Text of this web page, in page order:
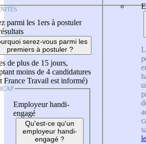
parmi les 1ers à postuler
serez-vous parmi les
premiers à postuler ?
de plus de 15 jours,
moins de 4 candidatures
France Travail est informé)
Employeur handi-
engagé
Qu'est-ce qu'un
employeur handi-
engagé ?